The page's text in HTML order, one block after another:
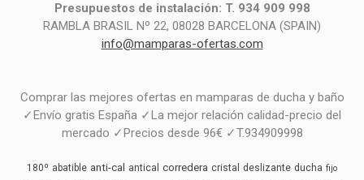
Presupuestos de instalación: T. 934 909 998
RAMBLA BRASIL Nº 22, 08028 BARCELONA (SPAIN)
info@mamparas-ofertas.com
Comprar las mejores ofertas en mamparas de ducha y baño
✓Envío gratis España ✓La mejor relación calidad-precio del
mercado ✓Precios desde 96€ ✓T.934909998
180º abatible anti-cal antical corredera cristal deslizante ducha fijo